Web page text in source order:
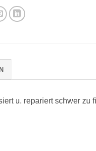
u. repariert schwer zu